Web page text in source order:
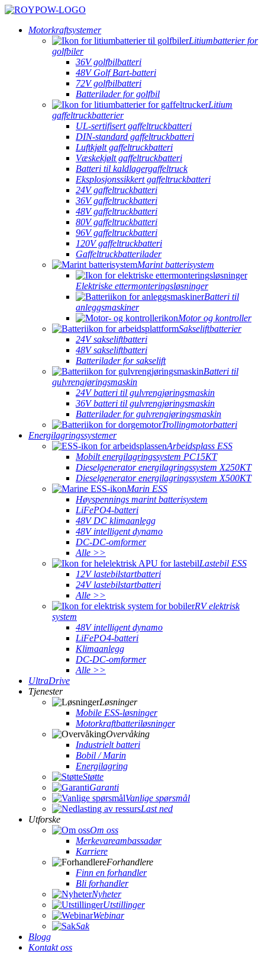
Motorkraftsystemer
Litiumbatterier for
golfbiler
36V golfbilbatteri
48V Golf Bart-batteri
72V golfbilbatteri
Batterilader for golfbil
Litium
gaffeltruckbatterier
UL-sertifisert gaffeltruckbatteri
DIN-standard gaffeltruckbatteri
Luftkjølt gaffeltruckbatteri
Væskekjølt gaffeltruckbatteri
Batteri til kaldlagergaffeltruck
Eksplosjonssikkert gaffeltruckbatteri
24V gaffeltruckbatteri
36V gaffeltruckbatteri
48V gaffeltruckbatteri
80V gaffeltruckbatteri
96V gaffeltruckbatteri
120V gaffeltruckbatteri
Gaffeltruckbatterilader
Marint batterisystem
Elektriske ettermonteringsløsninger
Batteri til
anleggsmaskiner
Motor og kontroller
Sakseliftbatterier
24V sakseliftbatteri
48V sakseliftbatteri
Batterilader for sakselift
Batteri til
gulvrengjøringsmaskin
24V batteri til gulvrengjøringsmaskin
36V batteri til gulvrengjøringsmaskin
Batterilader for gulvrengjøringsmaskin
Trollingmotorbatteri
Energilagringssystemer
Arbeidsplass ESS
Mobilt energilagringssystem PC15KT
Dieselgenerator energilagringssystem X250KT
Dieselgenerator energilagringssystem X500KT
Marin ESS
Høyspennings marint batterisystem
LiFePO4-batteri
48V DC klimaanlegg
48V intelligent dynamo
DC-DC-omformer
Alle >>
Lastebil ESS
12V lastebilstartbatteri
24V lastebilstartbatteri
Alle >>
RV elektrisk
system
48V intelligent dynamo
LiFePO4-batteri
Klimaanlegg
DC-DC-omformer
Alle >>
UltraDrive
Tjenester
Løsninger
Mobile ESS-løsninger
Motorkraftbatteriløsninger
Overvåking
Industrielt batteri
Bobil / Marin
Energilagring
Støtte
Garanti
Vanlige spørsmål
Last ned
Utforske
Om oss
Merkevareambassadør
Karriere
Forhandlere
Finn en forhandler
Bli forhandler
Nyheter
Utstillinger
Webinar
Sak
Blogg
Kontakt oss